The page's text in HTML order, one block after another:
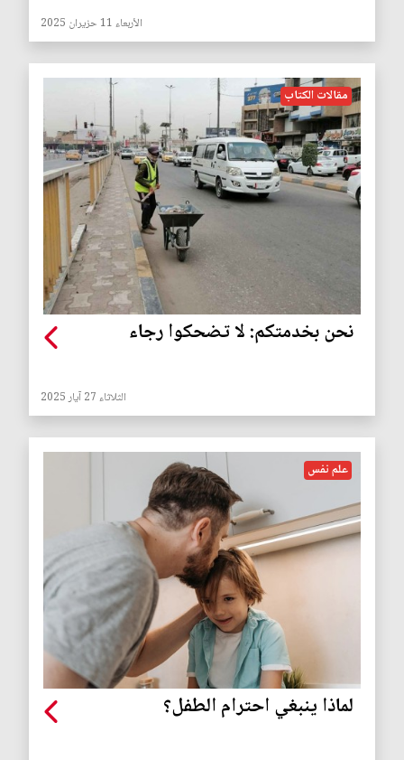
الأربعاء 11 حزيران 2025
مقالات الكتاب
نحن بخدمتكم: لا تضحكوا رجاء
الثلاثاء 27 آيار 2025
علم نفس
لماذا ينبغي احترام الطفل؟